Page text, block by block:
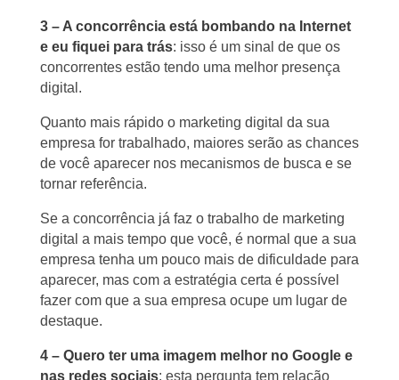
3 – A concorrência está bombando na Internet
e eu fiquei para trás: isso é um sinal de que os
concorrentes estão tendo uma melhor presença
digital.
Quanto mais rápido o marketing digital da sua
empresa for trabalhado, maiores serão as chances
de você aparecer nos mecanismos de busca e se
tornar referência.
Se a concorrência já faz o trabalho de marketing
digital a mais tempo que você, é normal que a sua
empresa tenha um pouco mais de dificuldade para
aparecer, mas com a estratégia certa é possível
fazer com que a sua empresa ocupe um lugar de
destaque.
4 – Quero ter uma imagem melhor no Google e
nas redes sociais: esta pergunta tem relação